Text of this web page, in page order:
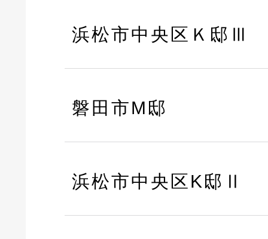
浜松市中央区Ｋ邸Ⅲ
磐田市M邸
浜松市中央区K邸Ⅱ